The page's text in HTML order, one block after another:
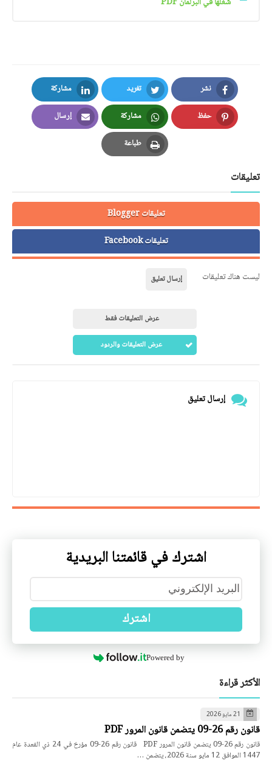
نشر
Facebook
تغريد
Twitter
مشاركة
LinkedIn
حفظ
Pinterest
مشاركة
Whatsapp
إرسال
Email
طباعة
Print
تعليقات
تعليقات Blogger
تعليقات Facebook
ليست هناك تعليقات إرسال تعليق
عرض التعليقات فقط
عرض التعليقات والردود
إرسال تعليق
اشترك في قائمتنا البريدية
اشترك
Powered by
الأكثر قراءة
21 مايو 2026
قانون رقم 26-09 يتضمن قانون المرور PDF
قانون رقم 26-09 يتضمن قانون المرور PDF قانون رقم 26-09 مؤرخ في 24 ذي القعدة عام
1447 الموافق 12 مايو سنة 2026، يتضمن …